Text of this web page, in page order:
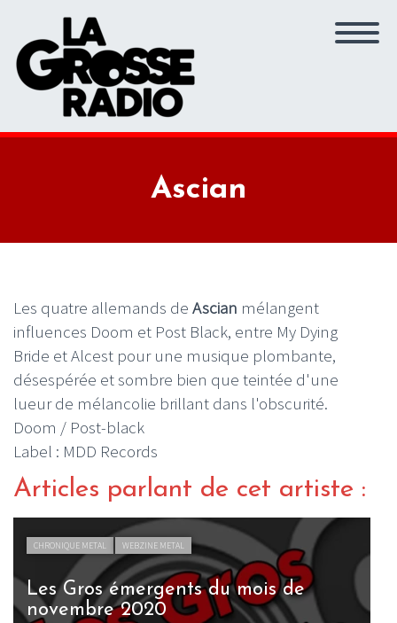
Ascian
Les quatre allemands de Ascian mélangent
influences Doom et Post Black, entre My Dying
Bride et Alcest pour une musique plombante,
désespérée et sombre bien que teintée d'une
lueur de mélancolie brillant dans l'obscurité.
Doom / Post-black
Label : MDD Records
Articles parlant de cet artiste :
CHRONIQUE METAL WEBZINE METAL
Les Gros émergents du mois de
novembre 2020